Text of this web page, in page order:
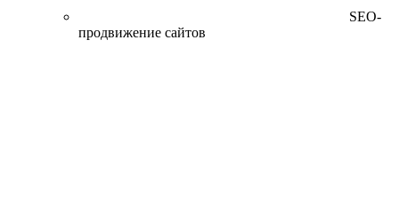
SEO-
продвижение сайтов